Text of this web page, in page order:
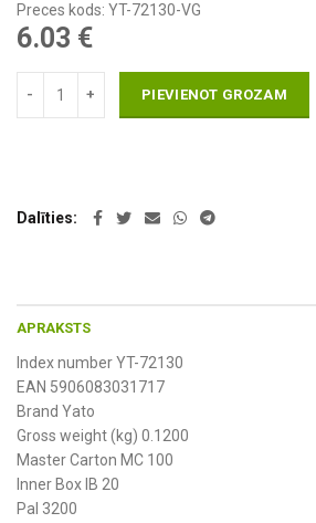
Preces kods: YT-72130-VG
6.03 €
PIEVIENOT GROZAM
Dalīties
APRAKSTS
Index number YT-72130
EAN 5906083031717
Brand Yato
Gross weight (kg) 0.1200
Master Carton MC 100
Inner Box IB 20
Pal 3200